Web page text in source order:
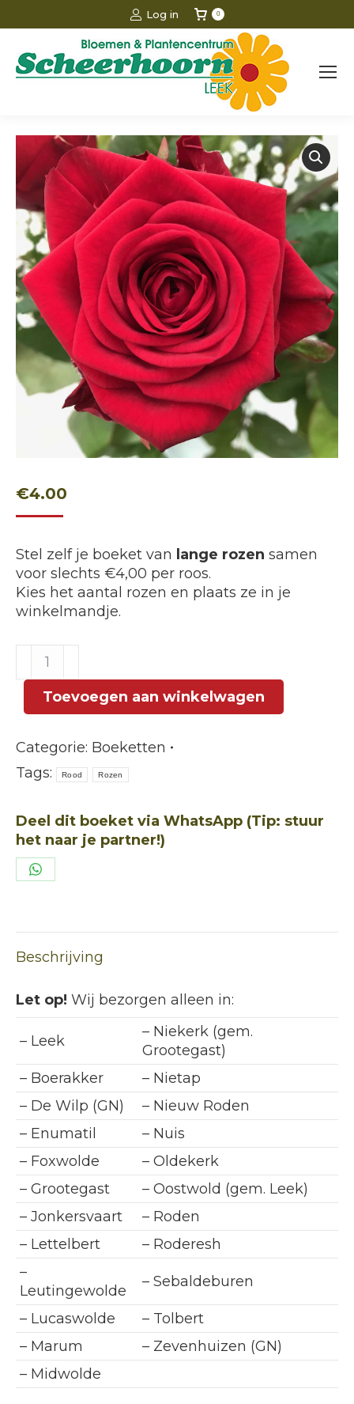
Log in 0
€4.00
Stel zelf je boeket van lange rozen samen
voor slechts €4,00 per roos.
Kies het aantal rozen en plaats ze in je
winkelmandje.
Lange
Rozen
samengesteld
Toevoegen aan winkelwagen
Categorie: Boeketten
Tags:
Rood Rozen
Deel dit boeket via WhatsApp (Tip: stuur
het naar je partner!)
Deel
Beschrijving
Let op! Wij bezorgen alleen in:
– Leek
– Niekerk (gem.
Grootegast)
– Boerakker
– Nietap
– De Wilp (GN)
– Nieuw Roden
– Enumatil
– Nuis
– Foxwolde
– Oldekerk
– Grootegast
– Oostwold (gem. Leek)
– Jonkersvaart
– Roden
– Lettelbert
– Roderesh
–
Leutingewolde
– Sebaldeburen
– Lucaswolde
– Tolbert
– Marum
– Zevenhuizen (GN)
– Midwolde